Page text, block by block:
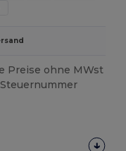
Preise ohne MWst